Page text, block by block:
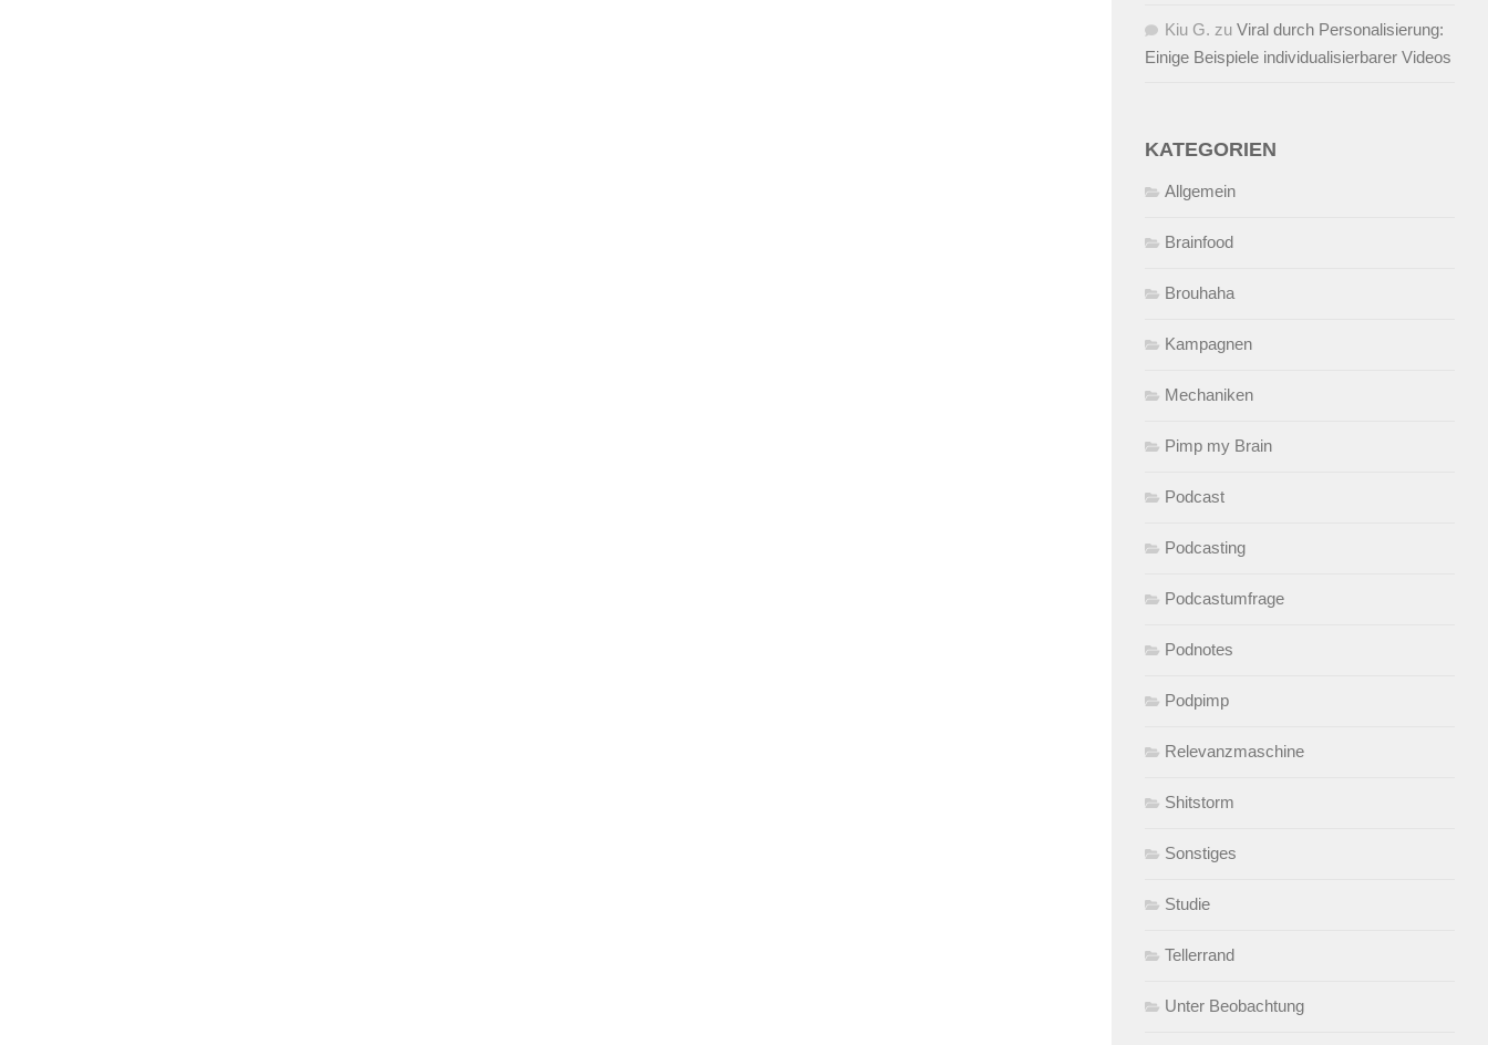
Kiu G. zu Viral durch Personalisierung:
Einige Beispiele individualisierbarer Videos
KATEGORIEN
Allgemein
Brainfood
Brouhaha
Kampagnen
Mechaniken
Pimp my Brain
Podcast
Podcasting
Podcastumfrage
Podnotes
Podpimp
Relevanzmaschine
Shitstorm
Sonstiges
Studie
Tellerrand
Unter Beobachtung